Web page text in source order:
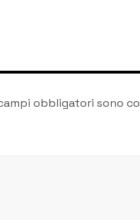
obbligatori sono